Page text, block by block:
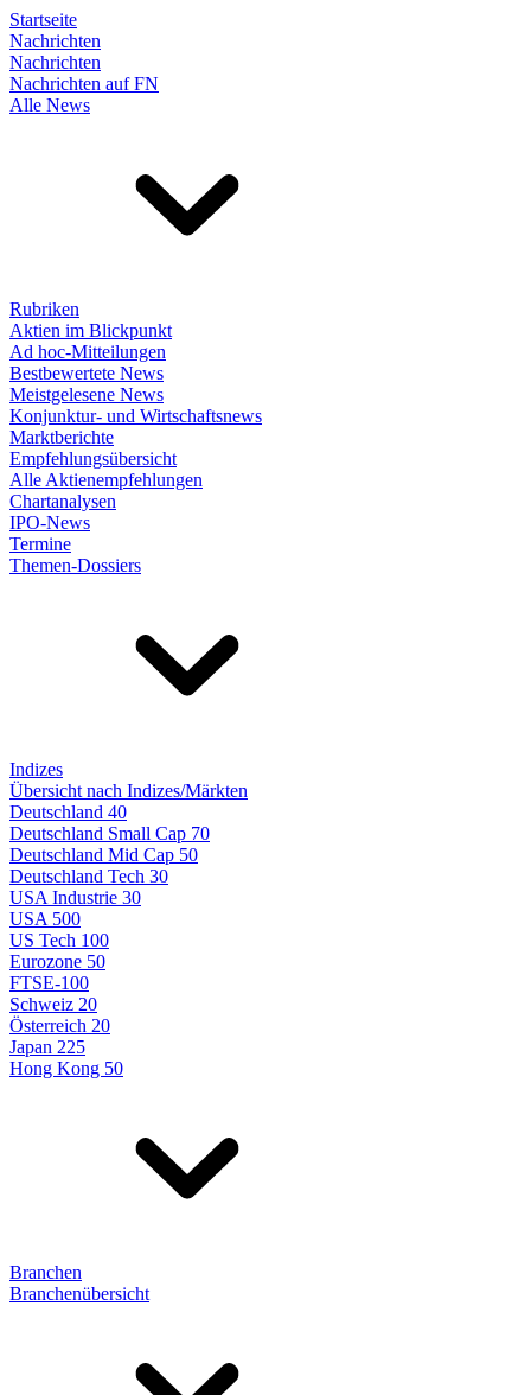
Startseite
Nachrichten
Nachrichten
Nachrichten auf FN
Alle News
Rubriken
Aktien im Blickpunkt
Ad hoc-Mitteilungen
Bestbewertete News
Meistgelesene News
Konjunktur- und Wirtschaftsnews
Marktberichte
Empfehlungsübersicht
Alle Aktienempfehlungen
Chartanalysen
IPO-News
Termine
Themen-Dossiers
Indizes
Übersicht nach Indizes/Märkten
Deutschland 40
Deutschland Small Cap 70
Deutschland Mid Cap 50
Deutschland Tech 30
USA Industrie 30
USA 500
US Tech 100
Eurozone 50
FTSE-100
Schweiz 20
Österreich 20
Japan 225
Hong Kong 50
Branchen
Branchenübersicht